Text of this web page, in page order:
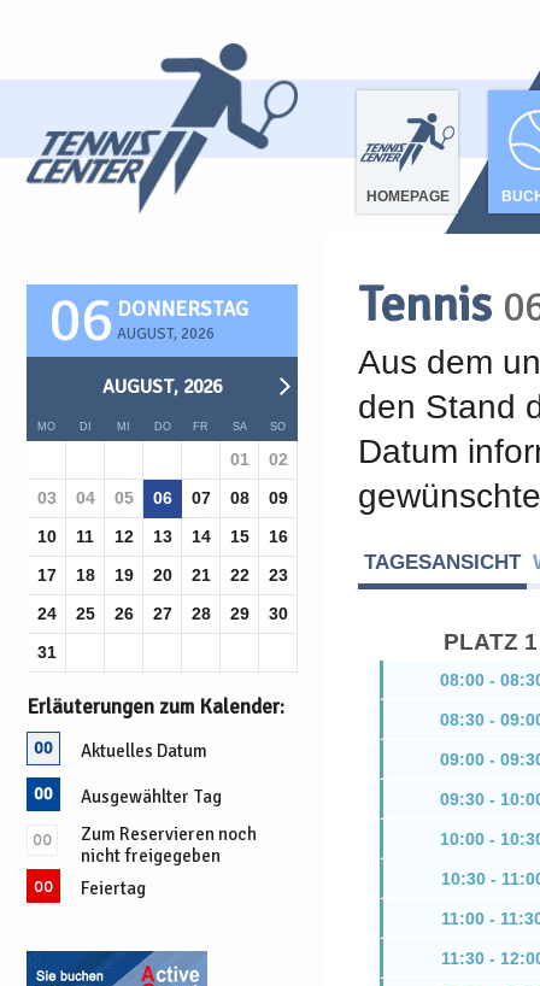
06 DONNERSTAG
AUGUST, 2026
AUGUST, 2026
MO DI MI DO FR SA SO
01
02
03
04 05 06 07 08
09
10
11 12 13 14 15
16
17
18 19 20 21 22
23
24
25 26 27 28 29
30
31
Erläuterungen zum Kalender:
Aktuelles Datum
Ausgewählter Tag
Zum Reservieren noch
nicht freigegeben
Feiertag
HOMEPAGE
Tennis
Aus dem
den Stand
Datum
TAGESANSICHT
PLATZ 1
08:00 -
08:30 -
09:00 -
09:30 -
10:00 -
10:30 -
11:00 -
11:30 -